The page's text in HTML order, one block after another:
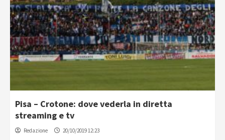
Pisa – Crotone: dove vederla in diretta
streaming e tv
Redazione 20/10/2019 12:23